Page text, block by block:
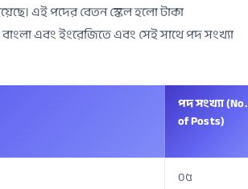
এই পদের বেতন স্কেল হলো টাকা
এবং ইংরেজিতে এবং সেই সাথে পদ সংখ্যা
পদ সংখ্যা (No.
of Posts)
০৫